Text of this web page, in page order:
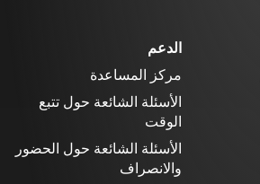
الدعم
مركز المساعدة
الأسئلة الشائعة حول تتبع
الوقت
الأسئلة الشائعة حول الحضور
والانصراف